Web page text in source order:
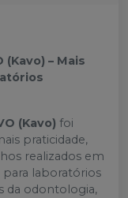
– Mais
(Kavo) foi
praticidade,
realizados em
laboratórios
da odontologia,